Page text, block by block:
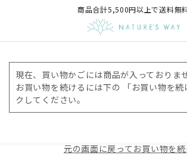
商品合計5,500円以上で送料無
現在、買い物かごには商品が入っておりま
お買い物を続けるには下の 「お買い物を続
クしてください。
元の画面に戻ってお買い物を続